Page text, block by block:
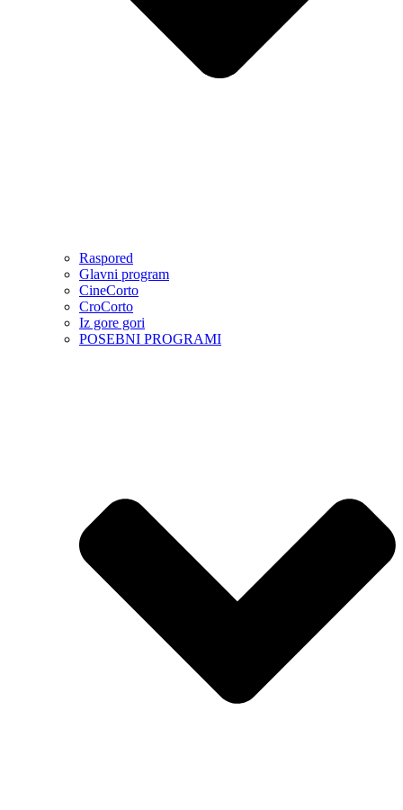
Raspored
Glavni program
CineCorto
CroCorto
Iz gore gori
POSEBNI PROGRAMI